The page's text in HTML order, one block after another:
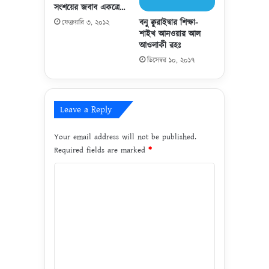
আ
বু
(
হা
ফি
হু
ল্লা
হ
সংশয়ের জবাব একত্রে…
ফেব্রুয়ারি ৩, ২০১২
বনু ক্বুরাইদ্বার শিক্ষা-
শাইখ আনওয়ার আল
আওলাকী রহঃ
ডিসেম্বর ১০, ২০১৭
Leave a Reply
Your email address will not be published.
Required fields are marked *